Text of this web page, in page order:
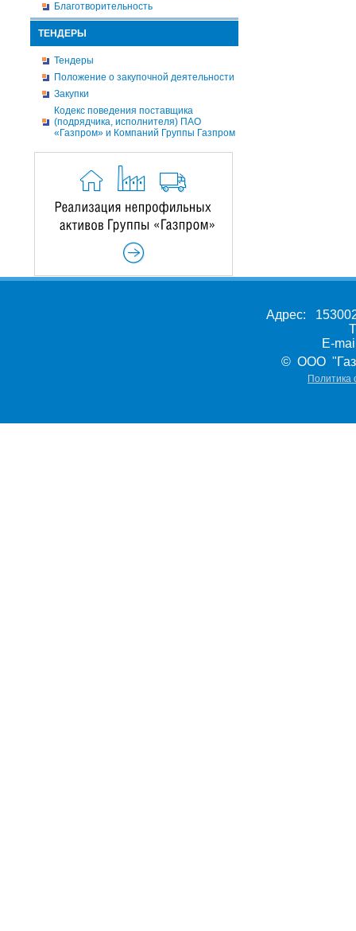
Благотворительность
ТЕНДЕРЫ
Тендеры
Положение о закупочной деятельности
Закупки
Кодекс поведения поставщика
(подрядчика, исполнителя) ПАО
«Газпром» и Компаний Группы Газпром
Адрес:
E-
© ООО
Политика